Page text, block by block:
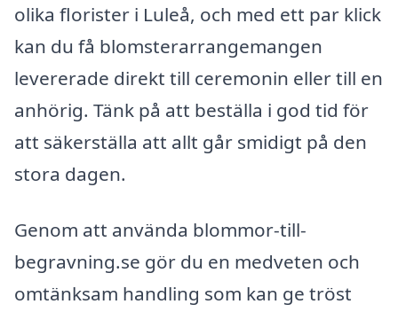
olika florister i Luleå, och med ett par klick
kan du få blomsterarrangemangen
levererade direkt till ceremonin eller till en
anhörig. Tänk på att beställa i god tid för
att säkerställa att allt går smidigt på den
stora dagen.
Genom att använda blommor-till-
begravning.se gör du en medveten och
omtänksam handling som kan ge tröst